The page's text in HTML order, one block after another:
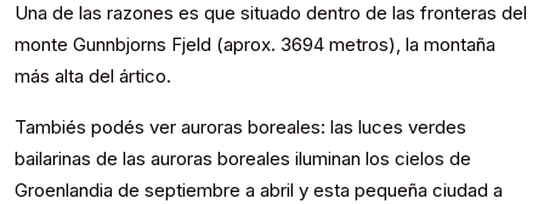
Una de las razones es que situado dentro de las fronteras del
monte Gunnbjorns Fjeld (aprox. 3694 metros), la montaña
más alta del ártico.
Tambiés podés ver auroras boreales: las luces verdes
bailarinas de las auroras boreales iluminan los cielos de
Groenlandia de septiembre a abril y esta pequeña ciudad a